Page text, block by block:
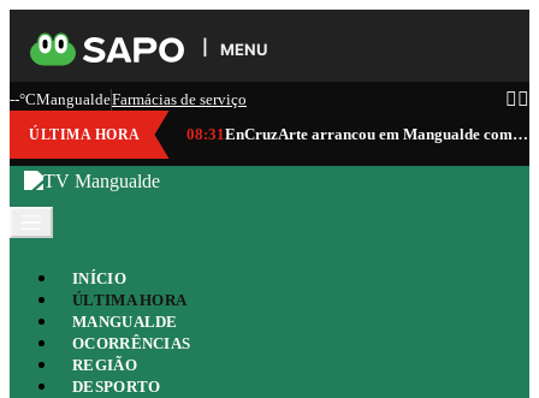
MENU
--°CMangualdeFarmácias de serviço
ÚLTIMA HORA 08:31 EnCruzArte arrancou em Mangualde com vinho, gastronomia, cultura e música
INÍCIO
ÚLTIMA HORA
MANGUALDE
OCORRÊNCIAS
REGIÃO
DESPORTO